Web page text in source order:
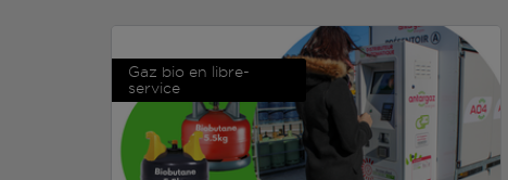
Gaz bio en libre-
service